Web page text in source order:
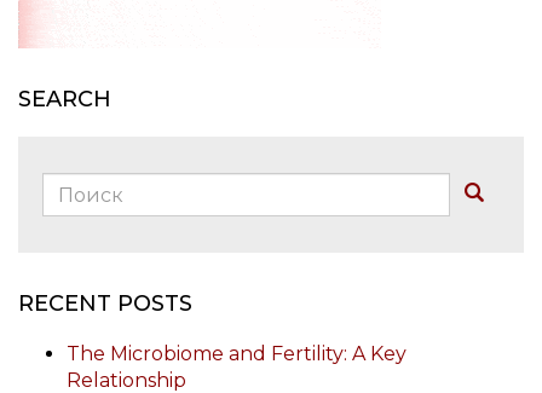
SEARCH
Поиск:
RECENT POSTS
The Microbiome and Fertility: A Key
Relationship